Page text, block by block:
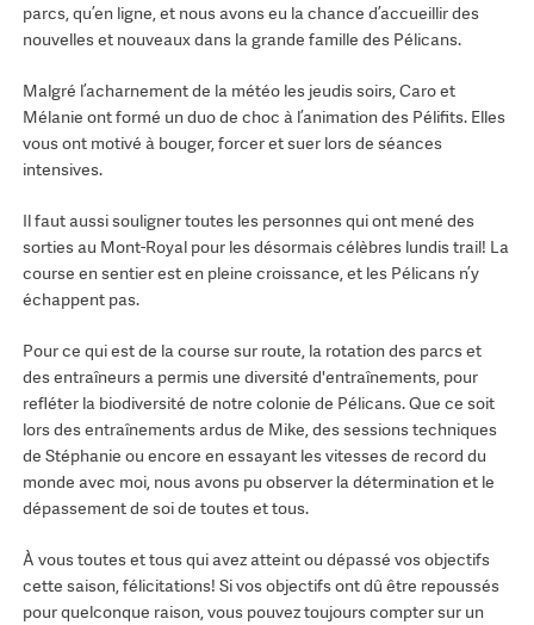
parcs, qu’en ligne, et nous avons eu la chance d’accueillir des
nouvelles et nouveaux dans la grande famille des Pélicans.
Malgré l’acharnement de la météo les jeudis soirs, Caro et
Mélanie ont formé un duo de choc à l’animation des Pélifits. Elles
vous ont motivé à bouger, forcer et suer lors de séances
intensives.
Il faut aussi souligner toutes les personnes qui ont mené des
sorties au Mont-Royal pour les désormais célèbres lundis trail! La
course en sentier est en pleine croissance, et les Pélicans n’y
échappent pas.
Pour ce qui est de la course sur route, la rotation des parcs et
des entraîneurs a permis une diversité d'entraînements, pour
refléter la biodiversité de notre colonie de Pélicans. Que ce soit
lors des entraînements ardus de Mike, des sessions techniques
de Stéphanie ou encore en essayant les vitesses de record du
monde avec moi, nous avons pu observer la détermination et le
dépassement de soi de toutes et tous.
À vous toutes et tous qui avez atteint ou dépassé vos objectifs
cette saison, félicitations! Si vos objectifs ont dû être repoussés
pour quelconque raison, vous pouvez toujours compter sur un